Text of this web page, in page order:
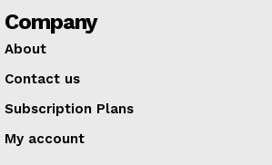
Company
About
Contact us
Subscription Plans
My account